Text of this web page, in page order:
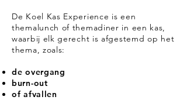
De Koel Kas Experience is een
themalunch of themadiner in een kas,
waarbij elk gerecht is afgestemd op het
thema, zoals:
de overgang
burn-out
of afvallen